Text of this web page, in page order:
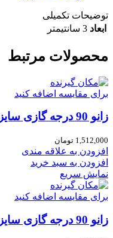
توضیحات تکمیلی
ابعاد 3 سانتیمتر
محصولات مرتبط
برای مقایسه اضافه کنید
زانو 90 درجه گازی سایز 10
1,512,000 تومان
افزودن به علاقه مندی
افزودن به سبد خرید
نمایش سریع
برای مقایسه اضافه کنید
زانو 90 درجه گازی سایز 8